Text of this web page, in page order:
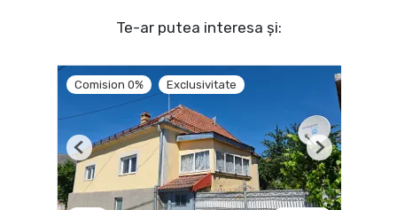
Te-ar putea interesa și:
Comision 0% Exclusivitate
Previous Next